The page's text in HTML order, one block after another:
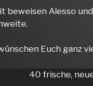
beweisen Alesso
Euch ganz
40 frische,